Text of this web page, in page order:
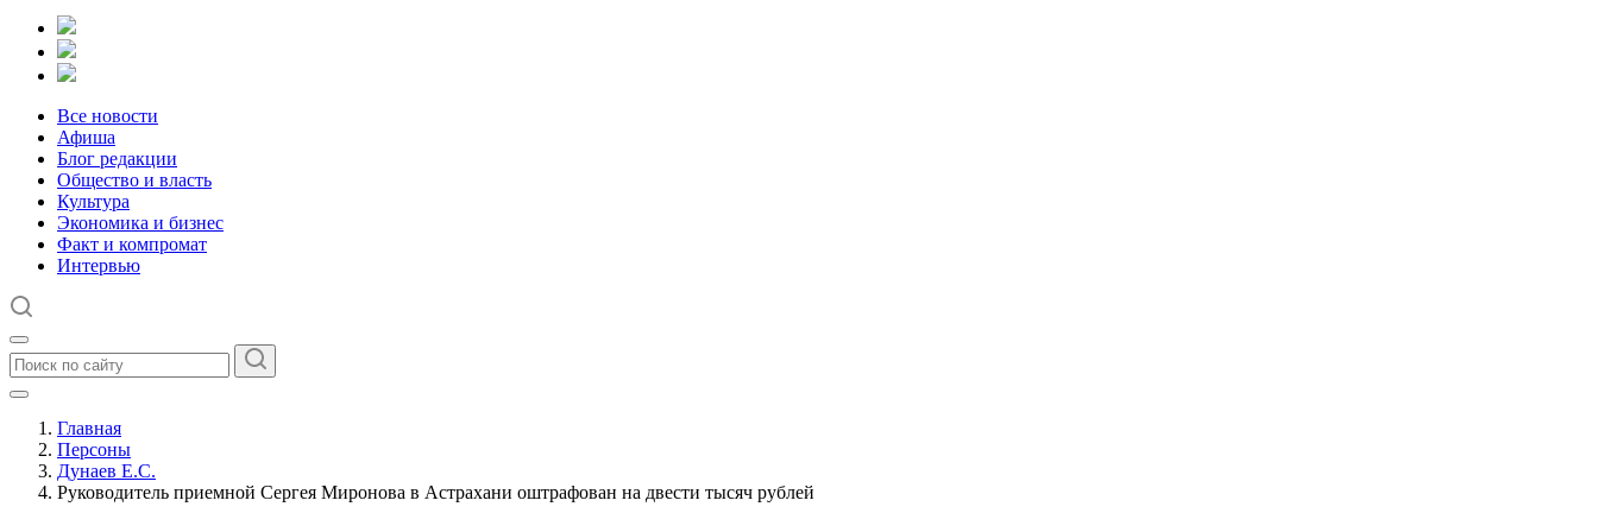
Все новости
Афиша
Блог редакции
Общество и власть
Культура
Экономика и бизнес
Факт и компромат
Интервью
Главная
Персоны
Дунаев Е.С.
Руководитель приемной Сергея Миронова в Астрахани оштрафован на двести тысяч рублей